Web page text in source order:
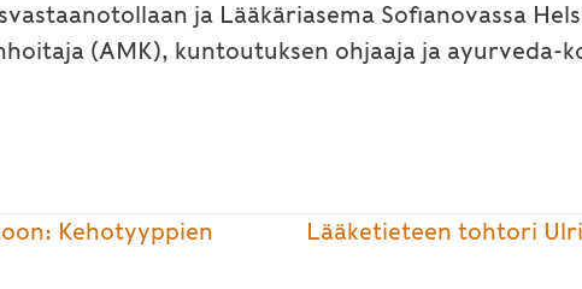
ja Lääkäriasema Sofianovassa
(AMK), kuntoutuksen ohjaaja ja ayurveda-
Kehotyyppien
Lääketieteen tohtori